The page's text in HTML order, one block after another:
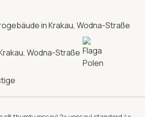
in Krakau, Wodna-Straße
Wodna-Straße